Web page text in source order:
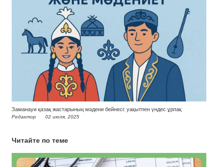
Заманауи қазақ жастарының мәдени бейнесі: уақытпен үндес ұрпақ
Редактор 02 июля, 2025
Читайте по теме